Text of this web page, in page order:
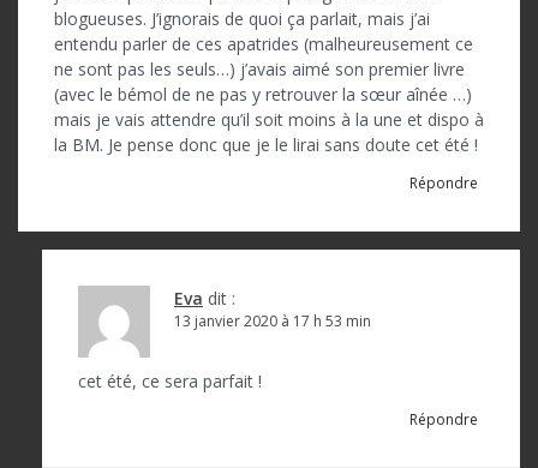
blogueuses. J’ignorais de quoi ça parlait, mais j’ai
entendu parler de ces apatrides (malheureusement ce
ne sont pas les seuls…) j’avais aimé son premier livre
(avec le bémol de ne pas y retrouver la sœur aînée …)
mais je vais attendre qu’il soit moins à la une et dispo à
la BM. Je pense donc que je le lirai sans doute cet été !
Répondre
Eva dit :
13 janvier 2020 à 17 h 53 min
cet été, ce sera parfait !
Répondre